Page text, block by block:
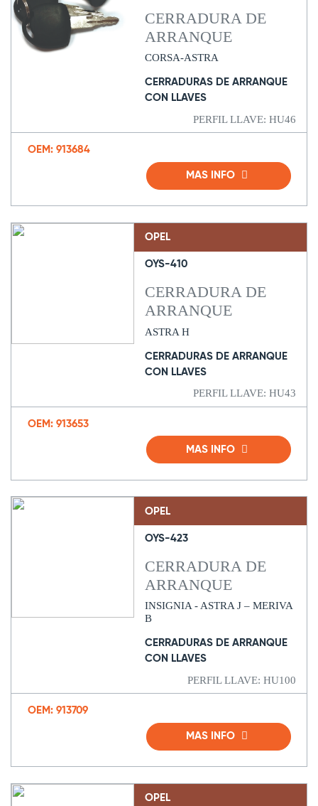
CERRADURA DE
ARRANQUE
CORSA-ASTRA
CERRADURAS DE ARRANQUE
CON LLAVES
PERFIL LLAVE: HU46
OEM: 913684
MAS INFO
OPEL
OYS-410
CERRADURA DE
ARRANQUE
ASTRA H
CERRADURAS DE ARRANQUE
CON LLAVES
PERFIL LLAVE: HU43
OEM: 913653
MAS INFO
OPEL
OYS-423
CERRADURA DE
ARRANQUE
INSIGNIA - ASTRA J – MERIVA
B
CERRADURAS DE ARRANQUE
CON LLAVES
PERFIL LLAVE: HU100
OEM: 913709
MAS INFO
OPEL